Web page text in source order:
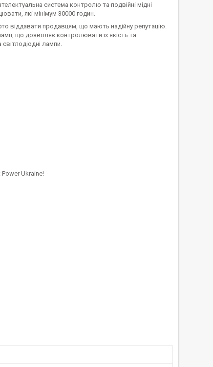
система контролю та подвійні мідні
які мінімум 30000 годин.
віддавати продавцям, що мають надійну репутацію.
що дозволяє контролювати їх якість та
лампи.
Power Ukraine!